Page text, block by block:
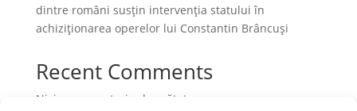
dintre români susțin intervenția statului în
achiziționarea operelor lui Constantin Brâncuși
Recent Comments
Niciun comentariu de arătat.